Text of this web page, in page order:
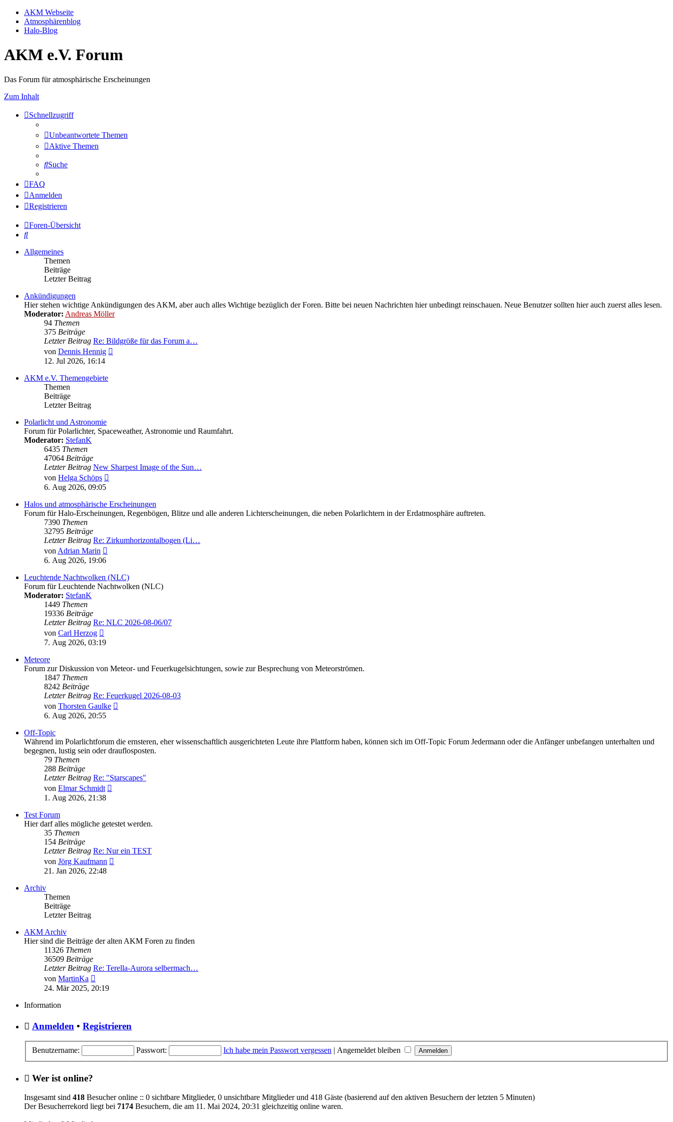
AKM Webseite
Atmosphärenblog
Halo-Blog
AKM e.V. Forum
Das Forum für atmosphärische Erscheinungen
Zum Inhalt
Schnellzugriff
Unbeantwortete Themen
Aktive Themen
Suche
FAQ
Anmelden
Registrieren
Foren-Übersicht
Suche
Allgemeines
Themen
Beiträge
Letzter Beitrag
Ankündigungen
Hier stehen wichtige Ankündigungen des AKM, aber auch alles Wichtige bezüglich der Foren. Bitte bei neuen Nachrichten hier unbedingt reinschauen. Neue Benutzer sollten hier auch zuerst alles lesen.
Moderator: Andreas Möller
94 Themen
375 Beiträge
Letzter Beitrag Re: Bildgröße für das Forum a…
von Dennis Hennig
12. Jul 2026, 16:14
AKM e.V. Themengebiete
Themen
Beiträge
Letzter Beitrag
Polarlicht und Astronomie
Forum für Polarlichter, Spaceweather, Astronomie und Raumfahrt.
Moderator: StefanK
6435 Themen
47064 Beiträge
Letzter Beitrag New Sharpest Image of the Sun…
von Helga Schöps
6. Aug 2026, 09:05
Halos und atmosphärische Erscheinungen
Forum für Halo-Erscheinungen, Regenbögen, Blitze und alle anderen Lichterscheinungen, die neben Polarlichtern in der Erdatmosphäre auftreten.
7390 Themen
32795 Beiträge
Letzter Beitrag Re: Zirkumhorizontalbogen (Li…
von Adrian Marin
6. Aug 2026, 19:06
Leuchtende Nachtwolken (NLC)
Forum für Leuchtende Nachtwolken (NLC)
Moderator: StefanK
1449 Themen
19336 Beiträge
Letzter Beitrag Re: NLC 2026-08-06/07
von Carl Herzog
Beitrag
7. Aug 2026, 03:19
Meteore
Forum zur Diskussion von Meteor- und Feuerkugelsichtungen, sowie zur Besprechung von Meteorströmen.
1847 Themen
8242 Beiträge
Letzter Beitrag Re: Feuerkugel 2026-08-03
von Thorsten Gaulke
6. Aug 2026, 20:55
Off-Topic
Während im Polarlichtforum die ernsteren, eher wissenschaftlich ausgerichteten Leute ihre Plattform haben, können sich im Off-Topic Forum Jedermann oder die Anfänger unbefangen unterhalten und
begegnen, lustig sein oder drauflosposten.
79 Themen
288 Beiträge
Letzter Beitrag Re: "Starscapes"
von Elmar Schmidt
1. Aug 2026, 21:38
Test Forum
Hier darf alles mögliche getestet werden.
35 Themen
154 Beiträge
Letzter Beitrag Re: Nur ein TEST
von Jörg Kaufmann
21. Jan 2026, 22:48
Archiv
Themen
Beiträge
Letzter Beitrag
AKM Archiv
Hier sind die Beiträge der alten AKM Foren zu finden
11326 Themen
36509 Beiträge
Letzter Beitrag Re: Terella-Aurora selbermach…
von MartinKa
Beitrag
24. Mär 2025, 20:19
Information
Anmelden • Registrieren
Benutzername: Passwort: Ich habe mein Passwort vergessen | Angemeldet bleiben
Wer ist online?
Insgesamt sind 418 Besucher online :: 0 sichtbare Mitglieder, 0 unsichtbare Mitglieder und 418 Gäste (basierend auf den aktiven Besuchern der letzten 5 Minuten)
Der Besucherrekord liegt bei 7174 Besuchern, die am 11. Mai 2024, 20:31 gleichzeitig online waren.